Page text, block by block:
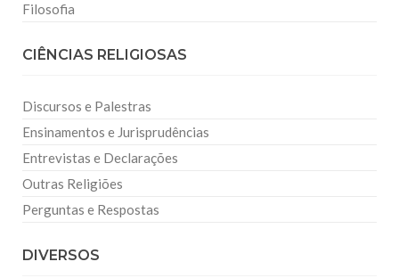
Filosofia
CIÊNCIAS RELIGIOSAS
Discursos e Palestras
Ensinamentos e Jurisprudências
Entrevistas e Declarações
Outras Religiões
Perguntas e Respostas
DIVERSOS